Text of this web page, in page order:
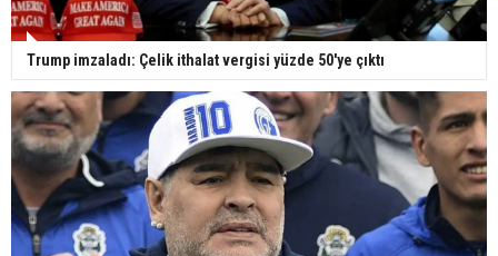
Trump imzaladı: Çelik ithalat vergisi yüzde 50'ye çıktı